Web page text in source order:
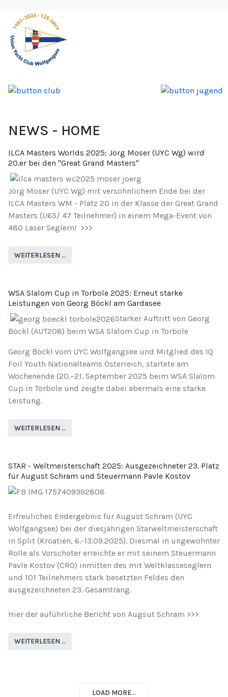
NEWS - HOME
ILCA Masters Worlds 2025: Jörg Moser (UYC Wg) wird
20.er bei den "Great Grand Masters"
Jörg Moser (UYC Wg) mit versöhnlichem Ende bei der
ILCA Masters WM - Platz 20 in der Klasse der Great Grand
Masters (Ü65/ 47 Teilnehmer) in einem Mega-Event von
480 Laser Seglern! >>>
WEITERLESEN …
WSA Slalom Cup in Torbole 2025: Erneut starke
Leistungen von Georg Böckl am Gardasee
Starker Auftritt von Georg
Böckl (AUT208) beim WSA Slalom Cup in Torbole
Georg Böckl vom UYC Wolfgangsee und Mitglied des IQ
Foil Youth Nationalteams Österreich, startete am
Wochenende (20.–21. September 2025 beim WSA Slalom
Cup in Torbole und zeigte dabei abermals eine starke
Leistung.
WEITERLESEN …
STAR - Weltmeisterschaft 2025: Ausgezeichneter 23. Platz
für August Schram und Steuermann Pavle Kostov
Erfreuliches Endergebnis für August Schram (UYC
Wolfgangsee) bei der diesjährigen Starweltmeisterschaft
in Split (Kroatien, 6.-13.09.2025). Diesmal in ungewohnter
Rolle als Vorschoter erreichte er mit seinem Steuermann
Pavle Kostov (CRO) inmitten des mit Weltklasseseglern
und 101 Teilnehmers stark besetzten Feldes den
ausgezeichneten 23. Gesamtrang.
Hier der auführliche Bericht von Augsut Schram >>>
WEITERLESEN …
LOAD MORE...